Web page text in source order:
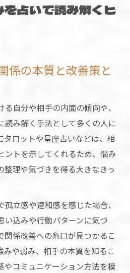
まう現象と人間関係への影
い完全無料でわかる相性の
聞き方が信頼を深めるポイ
する友人関係改善のアプロ
の人間関係を円滑にするコ
いでどう変わる？
関係占いで未来の繋がりを
占いで読み解くヒ
係の本質と改善策と
自分や相手の内面の傾向や、
読み解く手法として多くの人に
タロットや星座占いなどは、相
ントを示してくれるため、悩み
整理や気づきを得る大きなきっ
立感や違和感を感じた場合、
い込みや行動パターンに気づ
関係改善への糸口が見つかるこ
みや弱み、相手の本質を知るこ
やコミュニケーション方法を模